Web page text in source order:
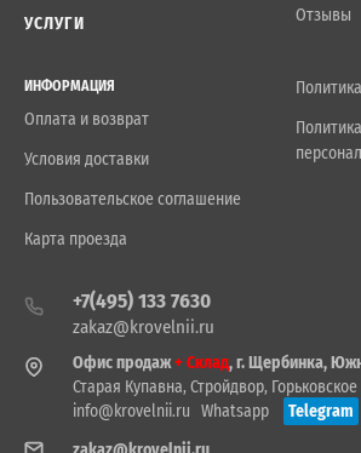
УСЛУГИ
Отзывы
ИНФОРМАЦИЯ
Оплата и возврат
Условия доставки
Пользовательское соглашение
Карта проезда
+7(495) 133 7630
zakaz@krovelnii.ru
Офис продаж+ Склад, г. Щербинка,
Старая Купавна, Стройдвор,
info@krovelnii.ru Whatsapp
Telegram